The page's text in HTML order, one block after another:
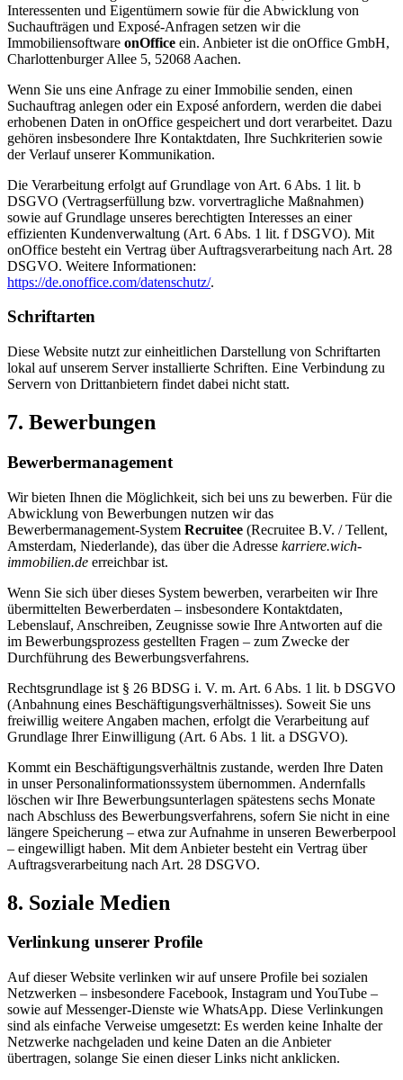
Interessenten und Eigentümern sowie für die Abwicklung von
Suchaufträgen und Exposé-Anfragen setzen wir die
Immobiliensoftware onOffice ein. Anbieter ist die onOffice GmbH,
Charlottenburger Allee 5, 52068 Aachen.
Wenn Sie uns eine Anfrage zu einer Immobilie senden, einen
Suchauftrag anlegen oder ein Exposé anfordern, werden die dabei
erhobenen Daten in onOffice gespeichert und dort verarbeitet. Dazu
gehören insbesondere Ihre Kontaktdaten, Ihre Suchkriterien sowie
der Verlauf unserer Kommunikation.
Die Verarbeitung erfolgt auf Grundlage von Art. 6 Abs. 1 lit. b
DSGVO (Vertragserfüllung bzw. vorvertragliche Maßnahmen)
sowie auf Grundlage unseres berechtigten Interesses an einer
effizienten Kundenverwaltung (Art. 6 Abs. 1 lit. f DSGVO). Mit
onOffice besteht ein Vertrag über Auftragsverarbeitung nach Art. 28
DSGVO. Weitere Informationen:
https://de.onoffice.com/datenschutz/.
Schriftarten
Diese Website nutzt zur einheitlichen Darstellung von Schriftarten
lokal auf unserem Server installierte Schriften. Eine Verbindung zu
Servern von Drittanbietern findet dabei nicht statt.
7. Bewerbungen
Bewerbermanagement
Wir bieten Ihnen die Möglichkeit, sich bei uns zu bewerben. Für die
Abwicklung von Bewerbungen nutzen wir das
Bewerbermanagement-System Recruitee (Recruitee B.V. / Tellent,
Amsterdam, Niederlande), das über die Adresse karriere.wich-
immobilien.de erreichbar ist.
Wenn Sie sich über dieses System bewerben, verarbeiten wir Ihre
übermittelten Bewerberdaten – insbesondere Kontaktdaten,
Lebenslauf, Anschreiben, Zeugnisse sowie Ihre Antworten auf die
im Bewerbungsprozess gestellten Fragen – zum Zwecke der
Durchführung des Bewerbungsverfahrens.
Rechtsgrundlage ist § 26 BDSG i. V. m. Art. 6 Abs. 1 lit. b DSGVO
(Anbahnung eines Beschäftigungsverhältnisses). Soweit Sie uns
freiwillig weitere Angaben machen, erfolgt die Verarbeitung auf
Grundlage Ihrer Einwilligung (Art. 6 Abs. 1 lit. a DSGVO).
Kommt ein Beschäftigungsverhältnis zustande, werden Ihre Daten
in unser Personalinformationssystem übernommen. Andernfalls
löschen wir Ihre Bewerbungsunterlagen spätestens sechs Monate
nach Abschluss des Bewerbungsverfahrens, sofern Sie nicht in eine
längere Speicherung – etwa zur Aufnahme in unseren Bewerberpool
– eingewilligt haben. Mit dem Anbieter besteht ein Vertrag über
Auftragsverarbeitung nach Art. 28 DSGVO.
8. Soziale Medien
Verlinkung unserer Profile
Auf dieser Website verlinken wir auf unsere Profile bei sozialen
Netzwerken – insbesondere Facebook, Instagram und YouTube –
sowie auf Messenger-Dienste wie WhatsApp. Diese Verlinkungen
sind als einfache Verweise umgesetzt: Es werden keine Inhalte der
Netzwerke nachgeladen und keine Daten an die Anbieter
übertragen, solange Sie einen dieser Links nicht anklicken.